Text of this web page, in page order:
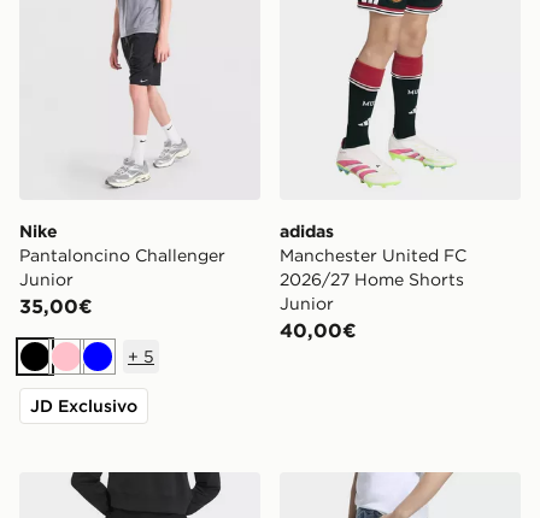
Nike
Pantaloncino Challenger
Junior
35,00€
NeroRosa
Blu
+ 5
JD Exclusivo
adidas
Manchester United FC
2026/27 Home Shorts
Junior
40,00€
adidas Leggings Slim In Maglia Con Volant
adidas Jorts Ampi In